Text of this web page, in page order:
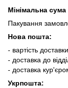
Мінімальна
Пакування
Нова пошта:
- вартість
- доставка до
- доставка
Укрпошта: